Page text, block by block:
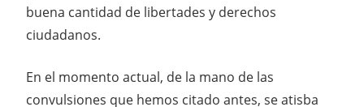
buena cantidad de libertades y derechos
ciudadanos.
En el momento actual, de la mano de las
convulsiones que hemos citado antes, se atisba